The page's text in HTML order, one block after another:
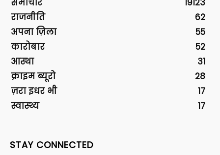
समाचार
19123
राजनीति
62
अपना ज़िला
55
कारोबार
52
आस्था
31
क्राइम ब्यूरो
28
ज़रा इधर भी
17
स्वास्थ्य
17
STAY CONNECTED